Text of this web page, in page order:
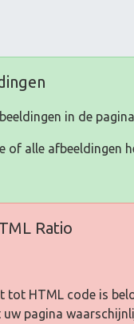
in de
of alle afbeeldingen
Ratio
tot HTML code is
pagina